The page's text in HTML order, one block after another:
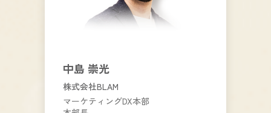
中島 崇光
株式会社BLAM
マーケティングDX本部